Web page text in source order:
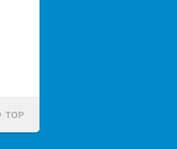
TOP